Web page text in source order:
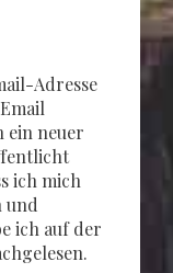
Adresse
ein neuer
ich mich
und
ich auf der